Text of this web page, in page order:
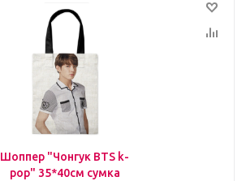
Шоппер "Чонгук BTS k-
pop" 35*40см сумка